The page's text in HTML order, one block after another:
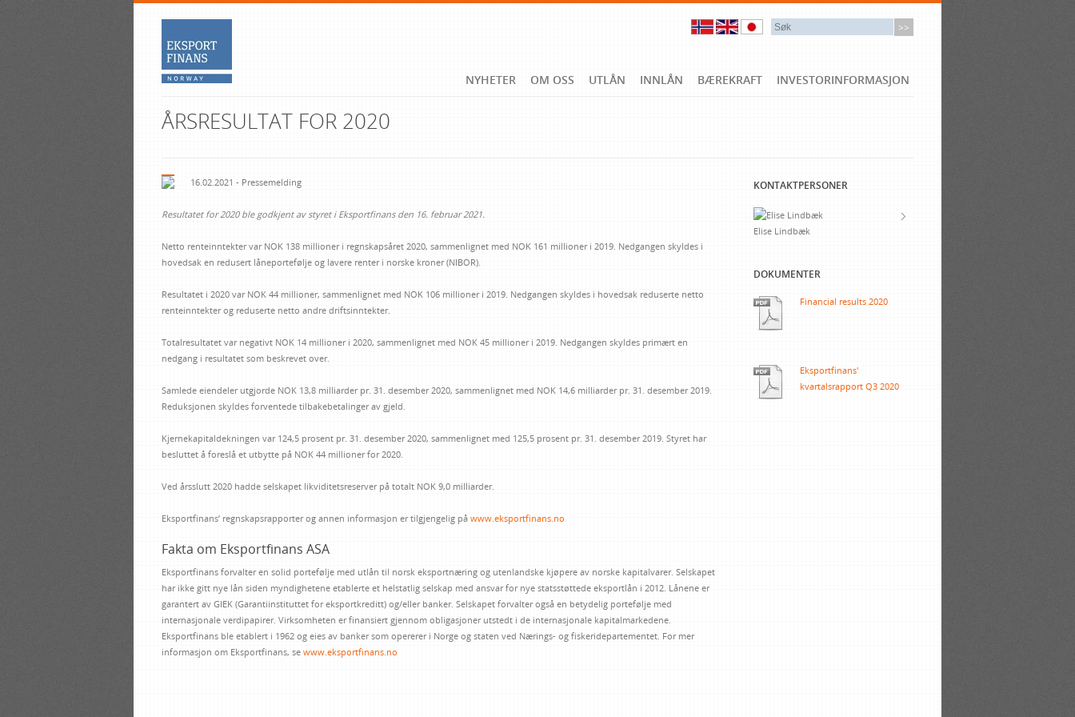
NYHETER OM OSS UTLÅN INNLÅN BÆREKRAFT INVESTORINFORMASJON
ÅRSRESULTAT FOR 2020
16.02.2021 - Pressemelding
Resultatet for 2020 ble godkjent av styret i Eksportfinans den 16. februar 2021.
Netto renteinntekter var NOK 138 millioner i regnskapsåret 2020, sammenlignet med NOK 161 millioner i 2019. Nedgangen skyldes i
hovedsak en redusert låneportefølje og lavere renter i norske kroner (NIBOR).
Resultatet i 2020 var NOK 44 millioner, sammenlignet med NOK 106 millioner i 2019. Nedgangen skyldes i hovedsak reduserte netto
renteinntekter og reduserte netto andre driftsinntekter.
Totalresultatet var negativt NOK 14 millioner i 2020, sammenlignet med NOK 45 millioner i 2019. Nedgangen skyldes primært en
nedgang i resultatet som beskrevet over.
Samlede eiendeler utgjorde NOK 13,8 milliarder pr. 31. desember 2020, sammenlignet med NOK 14,6 milliarder pr. 31. desember 2019.
Reduksjonen skyldes forventede tilbakebetalinger av gjeld.
Kjernekapitaldekningen var 124,5 prosent pr. 31. desember 2020, sammenlignet med 125,5 prosent pr. 31. desember 2019. Styret har
besluttet å foreslå et utbytte på NOK 44 millioner for 2020.
Ved årsslutt 2020 hadde selskapet likviditetsreserver på totalt NOK 9,0 milliarder.
Eksportfinans’ regnskapsrapporter og annen informasjon er tilgjengelig på www.eksportfinans.no
Fakta om Eksportfinans ASA
Eksportfinans forvalter en solid portefølje med utlån til norsk eksportnæring og utenlandske kjøpere av norske kapitalvarer. Selskapet
har ikke gitt nye lån siden myndighetene etablerte et helstatlig selskap med ansvar for nye statsstøttede eksportlån i 2012. Lånene er
garantert av GIEK (Garantiinstituttet for eksportkreditt) og/eller banker. Selskapet forvalter også en betydelig portefølje med
internasjonale verdipapirer. Virksomheten er finansiert gjennom obligasjoner utstedt i de internasjonale kapitalmarkedene.
Eksportfinans ble etablert i 1962 og eies av banker som opererer i Norge og staten ved Nærings- og fiskeridepartementet. For mer
informasjon om Eksportfinans, se www.eksportfinans.no
KONTAKTPERSONER
Elise Lindbæk
DOKUMENTER
Financial results 2020
Eksportfinans'
kvartalsrapport Q3 2020